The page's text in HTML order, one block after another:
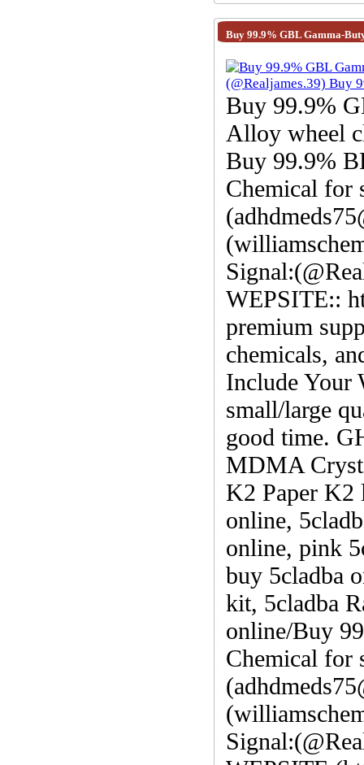
Buy 99.9% GBL Gamma-
Buy 99.9%
Alloy wheel
Buy 99.9%
Chemical for
WEPSITE::
premium
chemicals,
Include Your
small/large
good time.
MDMA
K2 Paper K2
online,
online, pink
buy 5cladba
kit, 5cladba
online/Buy
Chemical for